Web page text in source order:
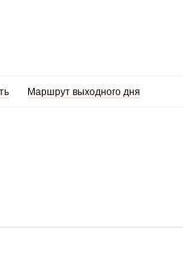
Маршрут выходного дня